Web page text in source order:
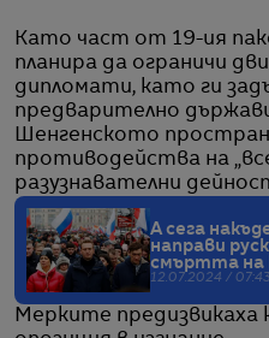
Като част от 19-ия
планира да ограничи
дипломати, като ги
предварително
Шенгенското
противодейства на
разузнавателни
А сега
направи
смъртта на
12.07.2024 / 07:43
Мерките